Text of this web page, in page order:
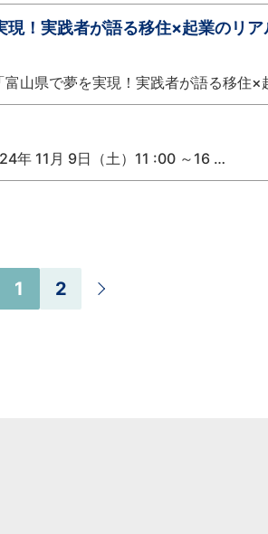
！実践者が語る移住×起業のリ
山県で夢を実現！実践者が語る移住
年 11月 9日（土）11 :00 ～16 …
1 2